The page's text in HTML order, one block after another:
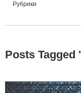
Рубрики
Posts Tagged '